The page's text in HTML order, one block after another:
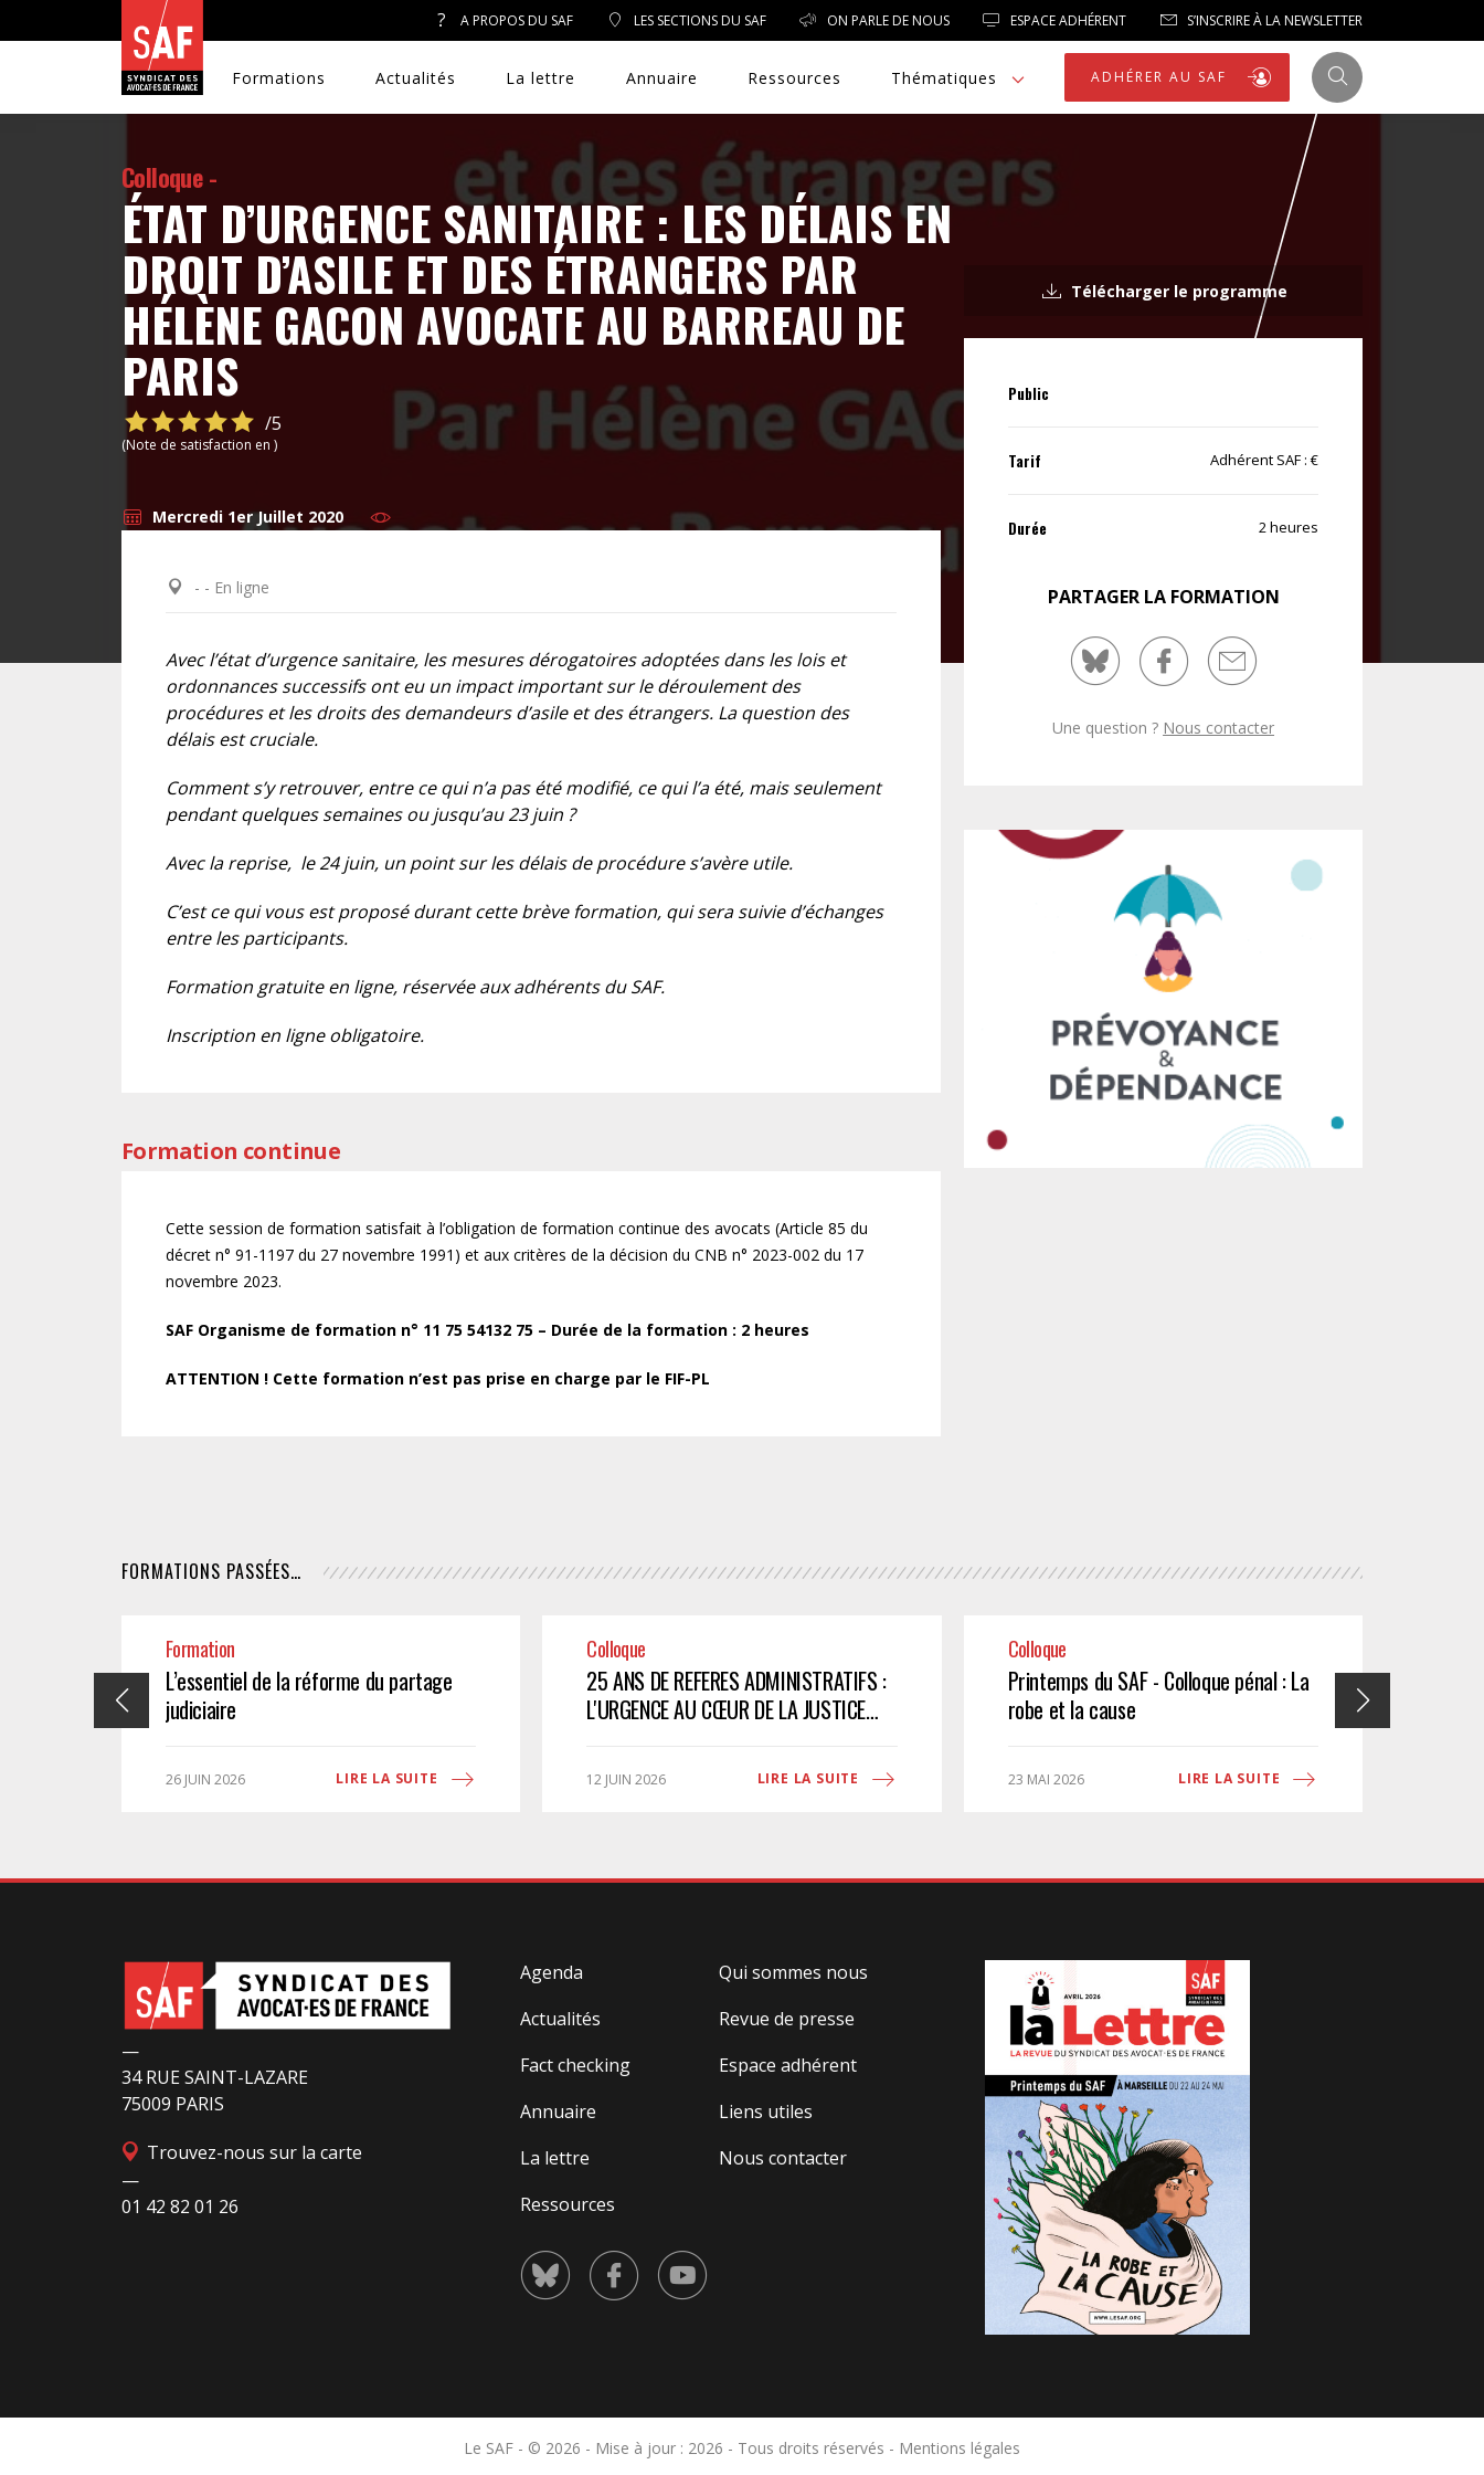
A PROPOS DU SAF LES SECTIONS DU SAF ON PARLE DE NOUS ESPACE ADHÉRENT S’INSCRIRE À LA NEWSLETTER
Formations Actualités La lettre Annuaire Ressources Thématiques ADHÉRER AU SAF
A. J. ET ACCÈS AU DROIT
CONGRÈS DU SAF
DÉFENSE PÉNALE
DISCRIMINATIONS
DROIT INTERNATIONAL
DROIT PUBLIC
DROIT SOCIAL
EVÈNEMENTS
LIBERTÉS
POLICE / MAINTIEN DE L'ORDRE
PROCÉDURE CIVILE
Colloque -
ÉTAT D’URGENCE SANITAIRE : LES DÉLAIS EN
DROIT D’ASILE ET DES ÉTRANGERS PAR
HÉLÈNE GACON AVOCATE AU BARREAU DE
PARIS
/5
(Note de satisfaction en )
Mercredi 1er Juillet 2020
- - En ligne
Avec l’état d’urgence sanitaire, les mesures dérogatoires adoptées dans les lois et
ordonnances successifs ont eu un impact important sur le déroulement des
procédures et les droits des demandeurs d’asile et des étrangers. La question des
délais est cruciale.
Comment s’y retrouver, entre ce qui n’a pas été modifié, ce qui l’a été, mais seulement
pendant quelques semaines ou jusqu’au 23 juin ?
Avec la reprise, le 24 juin, un point sur les délais de procédure s’avère utile.
C’est ce qui vous est proposé durant cette brève formation, qui sera suivie d’échanges
entre les participants.
Formation gratuite en ligne, réservée aux adhérents du SAF.
Inscription en ligne obligatoire.
Formation continue
Cette session de formation satisfait à l’obligation de formation continue des avocats (Article 85 du
décret n° 91-1197 du 27 novembre 1991) et aux critères de la décision du CNB n° 2023-002 du 17
novembre 2023.
SAF Organisme de formation n° 11 75 54132 75 – Durée de la formation : 2 heures
ATTENTION ! Cette formation n’est pas prise en charge par le FIF-PL
Télécharger le programme
Public
Tarif Adhérent SAF : €
Durée 2 heures
PARTAGER LA FORMATION
Une question ? Nous contacter
FORMATIONS PASSÉES…
Formation
L’essentiel de la réforme du partage
judiciaire
26 JUIN 2026 LIRE LA SUITE
Colloque
25 ANS DE REFERES ADMINISTRATIFS :
L'URGENCE AU CŒUR DE LA JUSTICE
12 JUIN 2026 LIRE LA SUITE
Colloque
Printemps du SAF - Colloque pénal : La
robe et la cause
23 MAI 2026 LIRE LA SUITE
—
34 RUE SAINT-LAZARE
75009 PARIS
Trouvez-nous sur la carte
—
01 42 82 01 26
Agenda
Actualités
Fact checking
Annuaire
La lettre
Ressources
Qui sommes nous
Revue de presse
Espace adhérent
Liens utiles
Nous contacter
Le SAF - © 2026 - Mise à jour : 2026 - Tous droits réservés - Mentions légales